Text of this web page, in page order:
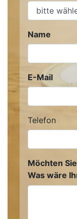
Name
E-Mail
Telefon
Möchten
Was wäre